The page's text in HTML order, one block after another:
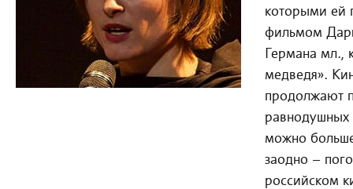
которыми ей
фильмом
Германа мл.,
медведя».
продолжают
равнодушных
можно
заодно –
российском